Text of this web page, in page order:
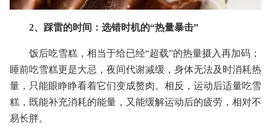
2、踩雷的时间：选错时机的“热量暴击”
饭后吃雪糕，相当于给已经“超载”的热量摄入再加码；
睡前吃雪糕更是大忌，夜间代谢减缓，身体无法及时消耗热
量，只能眼睁睁看着它们变成赘肉。相反，运动后适量吃雪
糕，既能补充消耗的能量，又能缓解运动后的疲劳，相对不
易长胖。